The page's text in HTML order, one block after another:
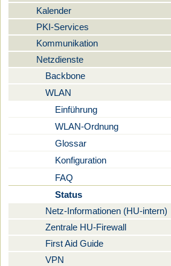
Kalender
PKI-Services
Kommunikation
Netzdienste
Backbone
WLAN
Einführung
WLAN-Ordnung
Glossar
Konfiguration
FAQ
Status
Netz-Informationen (HU-intern)
Zentrale HU-Firewall
First Aid Guide
VPN